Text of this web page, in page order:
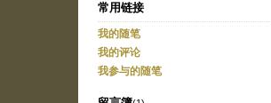
常用链接
我的随笔
我的评论
我参与的随笔